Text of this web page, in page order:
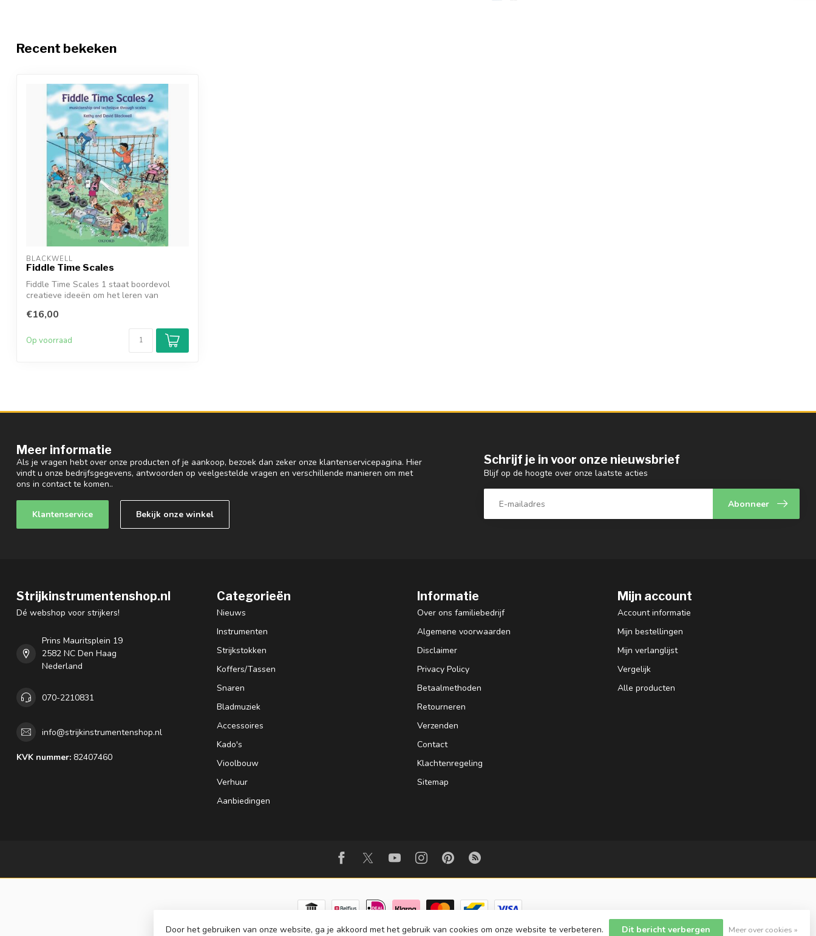
Recent bekeken
BLACKWELL
Fiddle Time Scales
Fiddle Time Scales 1 staat boordevol
creatieve ideeën om het leren van
€16,00
Op voorraad
Meer informatie
Als je vragen hebt over onze producten of je aankoop, bezoek dan zeker onze klantenservicepagina. Hier
vindt u onze bedrijfsgegevens, antwoorden op veelgestelde vragen en verschillende manieren om met
ons in contact te komen..
Klantenservice Bekijk onze winkel
Schrijf je in voor onze nieuwsbrief
Blijf op de hoogte over onze laatste acties
Abonneer
Strijkinstrumentenshop.nl
Dé webshop voor strijkers!
Prins Mauritsplein 19
2582 NC Den Haag
Nederland
070-2210831
info@strijkinstrumentenshop.nl
KVK nummer: 82407460
Categorieën
Nieuws
Instrumenten
Strijkstokken
Koffers/Tassen
Snaren
Bladmuziek
Accessoires
Kado's
Vioolbouw
Verhuur
Aanbiedingen
Informatie
Over ons familiebedrijf
Algemene voorwaarden
Disclaimer
Privacy Policy
Betaalmethoden
Retourneren
Verzenden
Contact
Klachtenregeling
Sitemap
Mijn account
Account informatie
Mijn bestellingen
Mijn verlanglijst
Vergelijk
Alle producten
© Copyright 2026 Strijkinstrumentenshop.nl
Door het gebruiken van onze website, ga je akkoord met het gebruik van cookies om onze website te verbeteren. Dit bericht verbergen Meer over cookies »